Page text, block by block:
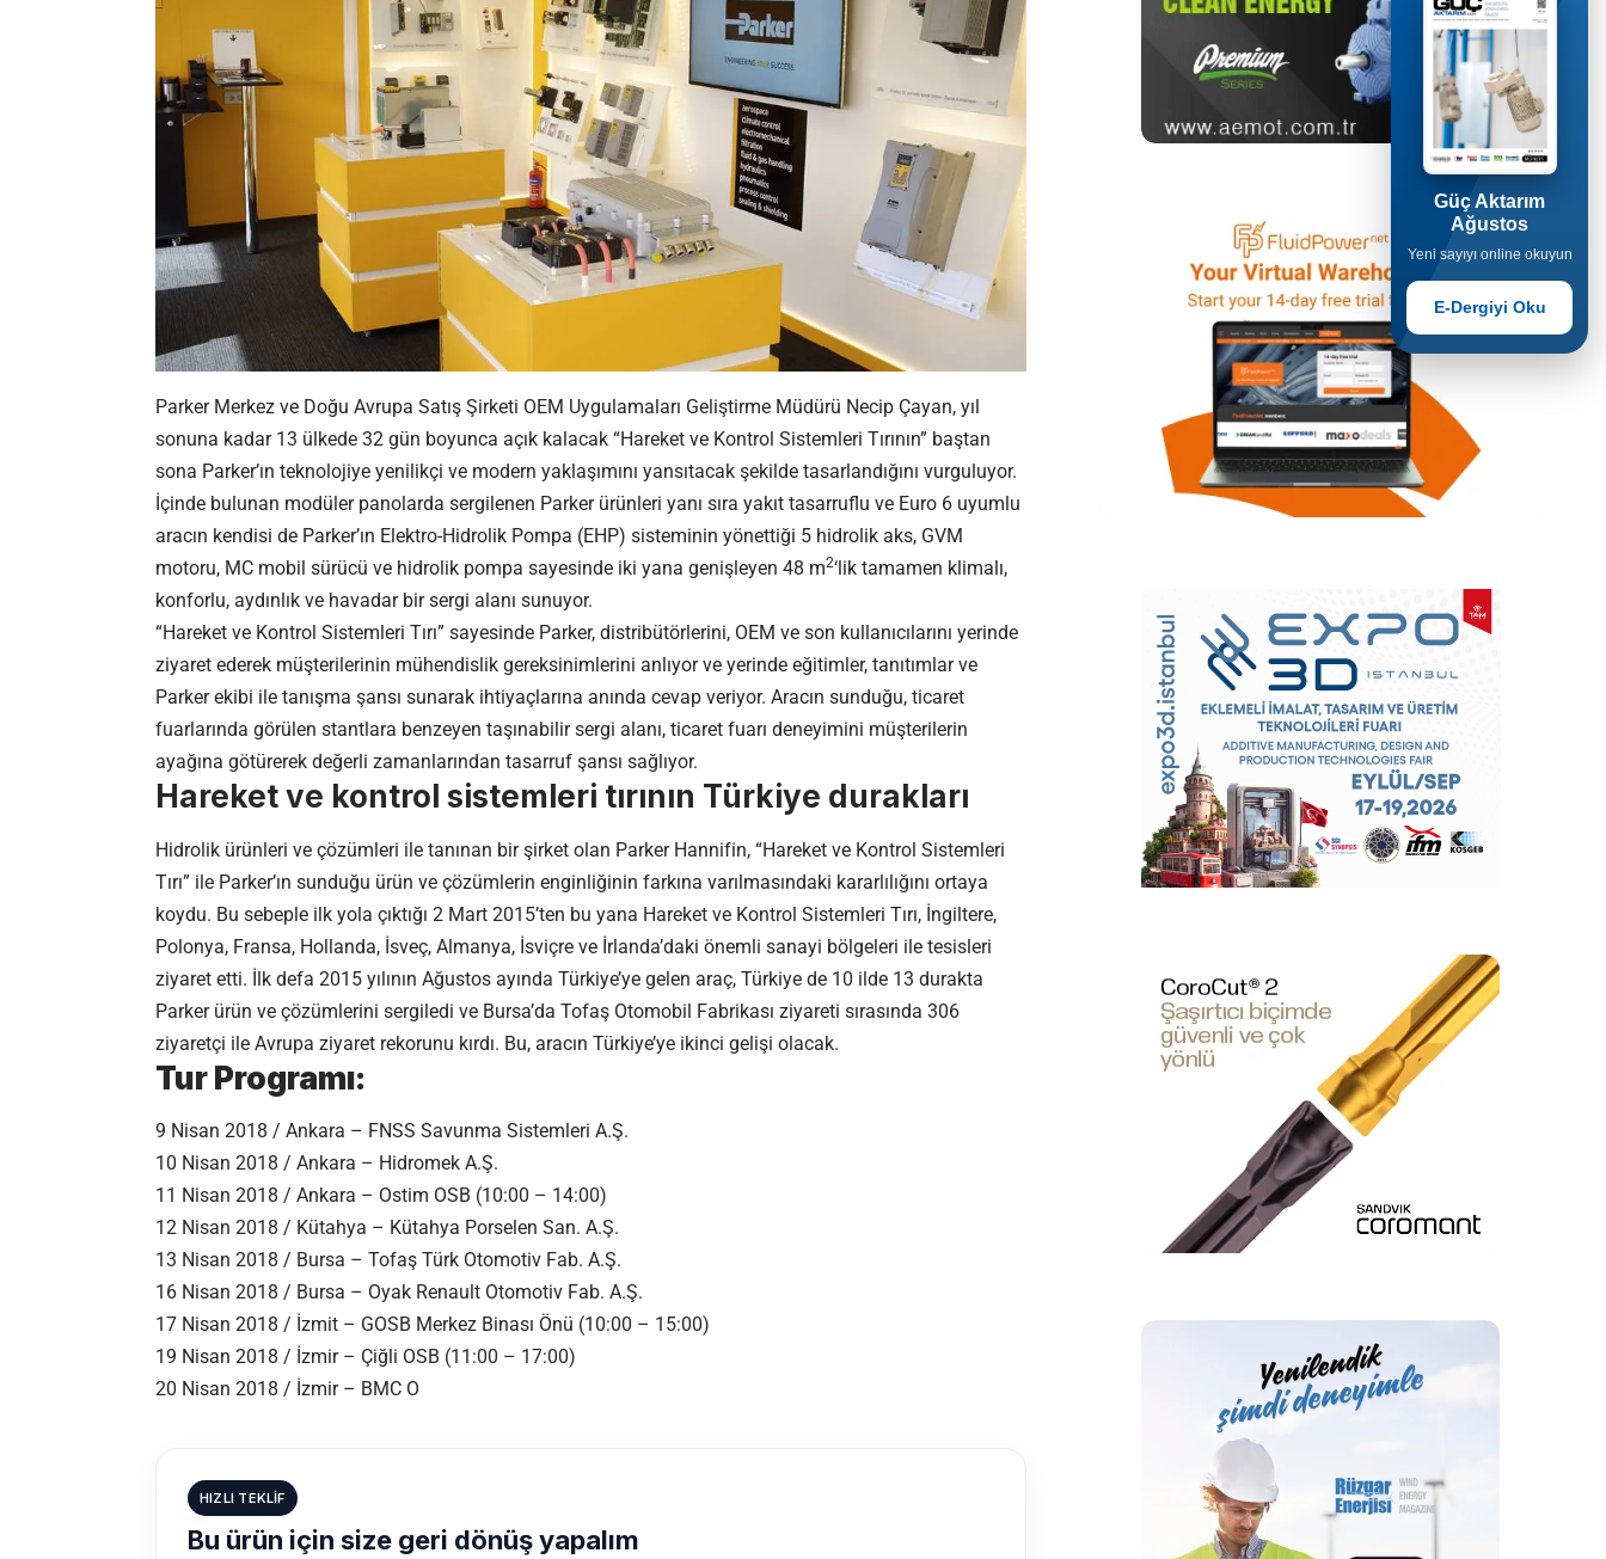
Parker Merkez ve Doğu Avrupa Satış Şirketi OEM Uygulamaları Geliştirme Müdürü Necip Çayan, yıl
sonuna kadar 13 ülkede 32 gün boyunca açık kalacak “Hareket ve Kontrol Sistemleri Tırının” baştan
sona Parker’ın teknolojiye yenilikçi ve modern yaklaşımını yansıtacak şekilde tasarlandığını vurguluyor.
İçinde bulunan modüler panolarda sergilenen Parker ürünleri yanı sıra yakıt tasarruflu ve Euro 6 uyumlu
aracın kendisi de Parker’ın Elektro-Hidrolik Pompa (EHP) sisteminin yönettiği 5 hidrolik aks, GVM
motoru, MC mobil sürücü ve hidrolik pompa sayesinde iki yana genişleyen 48 m2‘lik tamamen klimalı,
konforlu, aydınlık ve havadar bir sergi alanı sunuyor.
“Hareket ve Kontrol Sistemleri Tırı” sayesinde Parker, distribütörlerini, OEM ve son kullanıcılarını yerinde
ziyaret ederek müşterilerinin mühendislik gereksinimlerini anlıyor ve yerinde eğitimler, tanıtımlar ve
Parker ekibi ile tanışma şansı sunarak ihtiyaçlarına anında cevap veriyor. Aracın sunduğu, ticaret
fuarlarında görülen stantlara benzeyen taşınabilir sergi alanı, ticaret fuarı deneyimini müşterilerin
ayağına götürerek değerli zamanlarından tasarruf şansı sağlıyor.
Hareket ve kontrol sistemleri tırının Türkiye durakları
Hidrolik ürünleri ve çözümleri ile tanınan bir şirket olan Parker Hannifin, “Hareket ve Kontrol Sistemleri
Tırı” ile Parker’ın sunduğu ürün ve çözümlerin enginliğinin farkına varılmasındaki kararlılığını ortaya
koydu. Bu sebeple ilk yola çıktığı 2 Mart 2015’ten bu yana Hareket ve Kontrol Sistemleri Tırı, İngiltere,
Polonya, Fransa, Hollanda, İsveç, Almanya, İsviçre ve İrlanda’daki önemli sanayi bölgeleri ile tesisleri
ziyaret etti. İlk defa 2015 yılının Ağustos ayında Türkiye’ye gelen araç, Türkiye de 10 ilde 13 durakta
Parker ürün ve çözümlerini sergiledi ve Bursa’da Tofaş Otomobil Fabrikası ziyareti sırasında 306
ziyaretçi ile Avrupa ziyaret rekorunu kırdı. Bu, aracın Türkiye’ye ikinci gelişi olacak.
Tur Programı:
9 Nisan 2018 / Ankara – FNSS Savunma Sistemleri A.Ş.
10 Nisan 2018 / Ankara – Hidromek A.Ş.
11 Nisan 2018 / Ankara – Ostim OSB (10:00 – 14:00)
12 Nisan 2018 / Kütahya – Kütahya Porselen San. A.Ş.
13 Nisan 2018 / Bursa – Tofaş Türk Otomotiv Fab. A.Ş.
16 Nisan 2018 / Bursa – Oyak Renault Otomotiv Fab. A.Ş.
17 Nisan 2018 / İzmit – GOSB Merkez Binası Önü (10:00 – 15:00)
19 Nisan 2018 / İzmir – Çiğli OSB (11:00 – 17:00)
20 Nisan 2018 / İzmir – BMC O
HIZLI TEKLIF
Bu ürün için size geri dönüş yapalım
Güç Aktarım
Ağustos
Yeni sayıyı online okuyun
E-Dergiyi Oku